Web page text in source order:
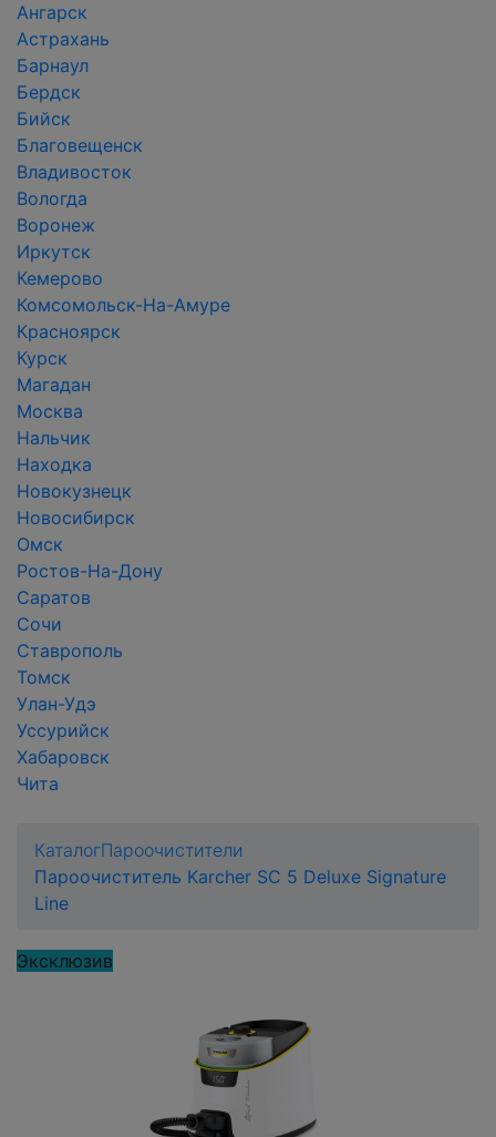
Ангарск
Астрахань
Барнаул
Бердск
Бийск
Благовещенск
Владивосток
Вологда
Воронеж
Иркутск
Кемерово
Комсомольск-На-Амуре
Красноярск
Курск
Магадан
Москва
Нальчик
Находка
Новокузнецк
Новосибирск
Омск
Ростов-На-Дону
Саратов
Сочи
Ставрополь
Томск
Улан-Удэ
Уссурийск
Хабаровск
Чита
КаталогПароочистители
Пароочиститель Karcher SC 5 Deluxe Signature
Line
Эксклюзив